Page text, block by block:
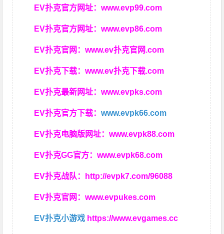
EV扑克官方网址：www.evp99.com
EV扑克官方网址：www.evp86.com
EV扑克官网：www.ev扑克官网.com
EV扑克下载：www.ev扑克下载.com
EV扑克最新网址：www.evpks.com
EV扑克官方下载：www.evpk66.com
EV扑克电脑版网址：www.evpk88.com
EV扑克GG官方：www.evpk68.com
EV扑克战队： http://evpk7.com/96088
EV扑克官网：www.evpukes.com
EV扑克小游戏 https://www.evgames.cc